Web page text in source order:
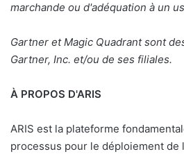
marchande ou d'adéquation à un
Gartner et Magic Quadrant sont
Gartner, Inc. et/ou de ses filiales.
À PROPOS D'ARIS
ARIS est la plateforme
processus pour le déploiement de